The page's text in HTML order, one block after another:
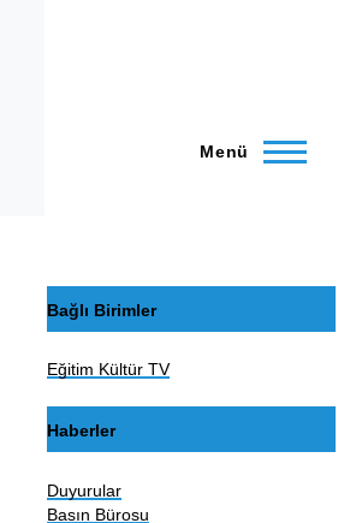
Menü
Bağlı Birimler
Eğitim Kültür TV
Haberler
Duyurular
Basın Bürosu